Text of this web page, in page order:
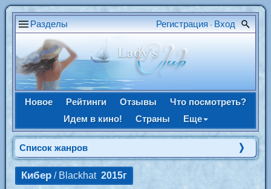
Разделы Регистрация • Вход
Новое Рейтинги Отзывы
Что посмотреть?
Идем в кино!
Страны Еще
Список жанров
Кибер / Blackhat 2015г